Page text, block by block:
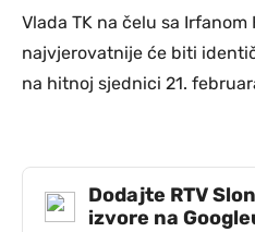
Vlada TK na čelu sa Irfanom
najvjerovatnije će biti
na hitnoj sjednici 21.
Dodajte RTV
izvore na